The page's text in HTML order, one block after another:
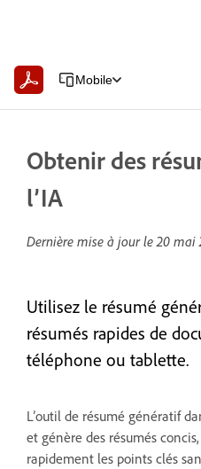
Mobile
Obtenir des
l’IA
Dernière mise à jour le20 mai
Utilisez le résumé
résumés rapides de
téléphone ou tablette.
L’outil de résumé génératif
et génère des résumés
rapidement les points clés